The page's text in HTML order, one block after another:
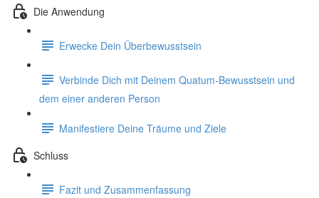
Die Anwendung
Erwecke Dein Überbewusstsein
Verbinde Dich mit Deinem Quatum-Bewusstsein und
dem einer anderen Person
Manifestiere Deine Träume und Ziele
Schluss
Fazit und Zusammenfassung